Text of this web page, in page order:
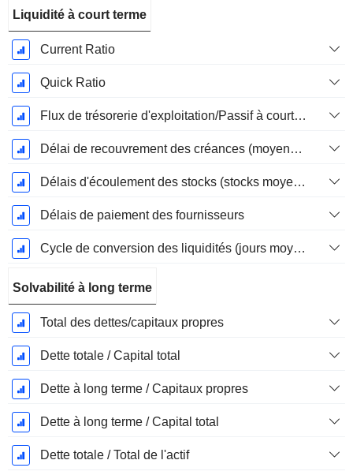
Liquidité à court terme
Current Ratio
Quick Ratio
Flux de trésorerie d'exploitation/Passif à court terme
Délai de recouvrement des créances (moyenne des créances)
Délais d'écoulement des stocks (stocks moyens)
Délais de paiement des fournisseurs
Cycle de conversion des liquidités (jours moyens)
Solvabilité à long terme
Total des dettes/capitaux propres
Dette totale / Capital total
Dette à long terme / Capitaux propres
Dette à long terme / Capital total
Dette totale / Total de l'actif